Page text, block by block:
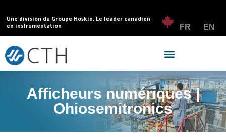
Une division du Groupe Hoskin. Le leader canadien
en instrumentation
FR EN
Afficheurs numériques |
Ohiosemitronics